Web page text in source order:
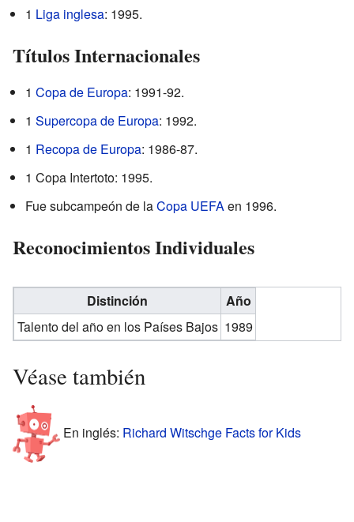
1 Liga inglesa: 1995.
Títulos Internacionales
1 Copa de Europa: 1991-92.
1 Supercopa de Europa: 1992.
1 Recopa de Europa: 1986-87.
1 Copa Intertoto: 1995.
Fue subcampeón de laCopa UEFAen 1996.
Reconocimientos Individuales
Distinción
Año
Talento del año en los Países Bajos 1989
Véase también
En inglés: Richard Witschge Facts for Kids